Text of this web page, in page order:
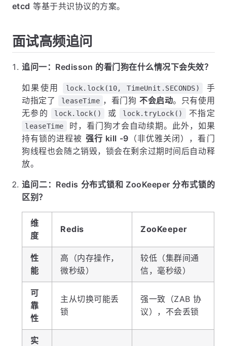
etcd 等基于共识协议的方案。
面试高频追问
追问一：Redisson 的看门狗在什么情况下会失效？
如果使用 lock.lock(10, TimeUnit.SECONDS)
手
动指定了
leaseTime ，看门狗不会启动。只有使用
无参的
lock.lock() 或 lock.tryLock() 不指定
leaseTime
时，看门狗才会自动续期。此外，如果
持有锁的进程被 强行 kill -9 （非优雅关闭），看门
狗线程也会随之销毁，锁会在剩余过期时间后自动释
放。
追问二：Redis 分布式锁和 ZooKeeper 分布式锁的
区别？
维
度
Redis ZooKeeper
性
能
高（内存操作，
微秒级）
较低（集群间通
信，毫秒级）
可
靠
性
主从切换可能丢
锁
强一致（ZAB 协
议），不会丢锁
实